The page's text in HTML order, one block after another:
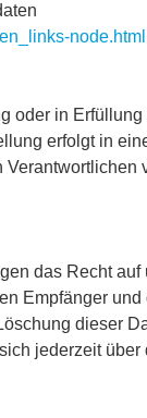
node.html
oder in
erfolgt in
das Recht
Empfänger
dieser
jederzeit über